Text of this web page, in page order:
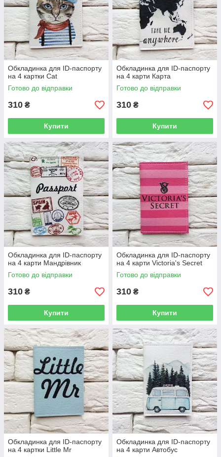
Обкладинка для ID-паспорту
на 4 картки Cat
Готово до відправки
310 ₴
Купити
Обкладинка для ID-паспорту
на 4 карти Карта
Готово до відправки
310 ₴
Купити
Обкладинка для ID-паспорту
на 4 карти Мандрівник
Готово до відправки
310 ₴
Купити
Обкладинка для ID-паспорту
на 4 карти Victoria's Secret
Готово до відправки
310 ₴
Купити
Обкладинка для ID-паспорту
на 4 картки Little Mr
Обкладинка для ID-паспорту
на 4 карти Автобус